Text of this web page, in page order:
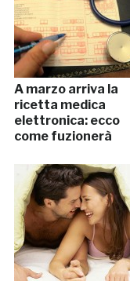
A marzo arriva la
ricetta medica
elettronica: ecco
come fuzionerà